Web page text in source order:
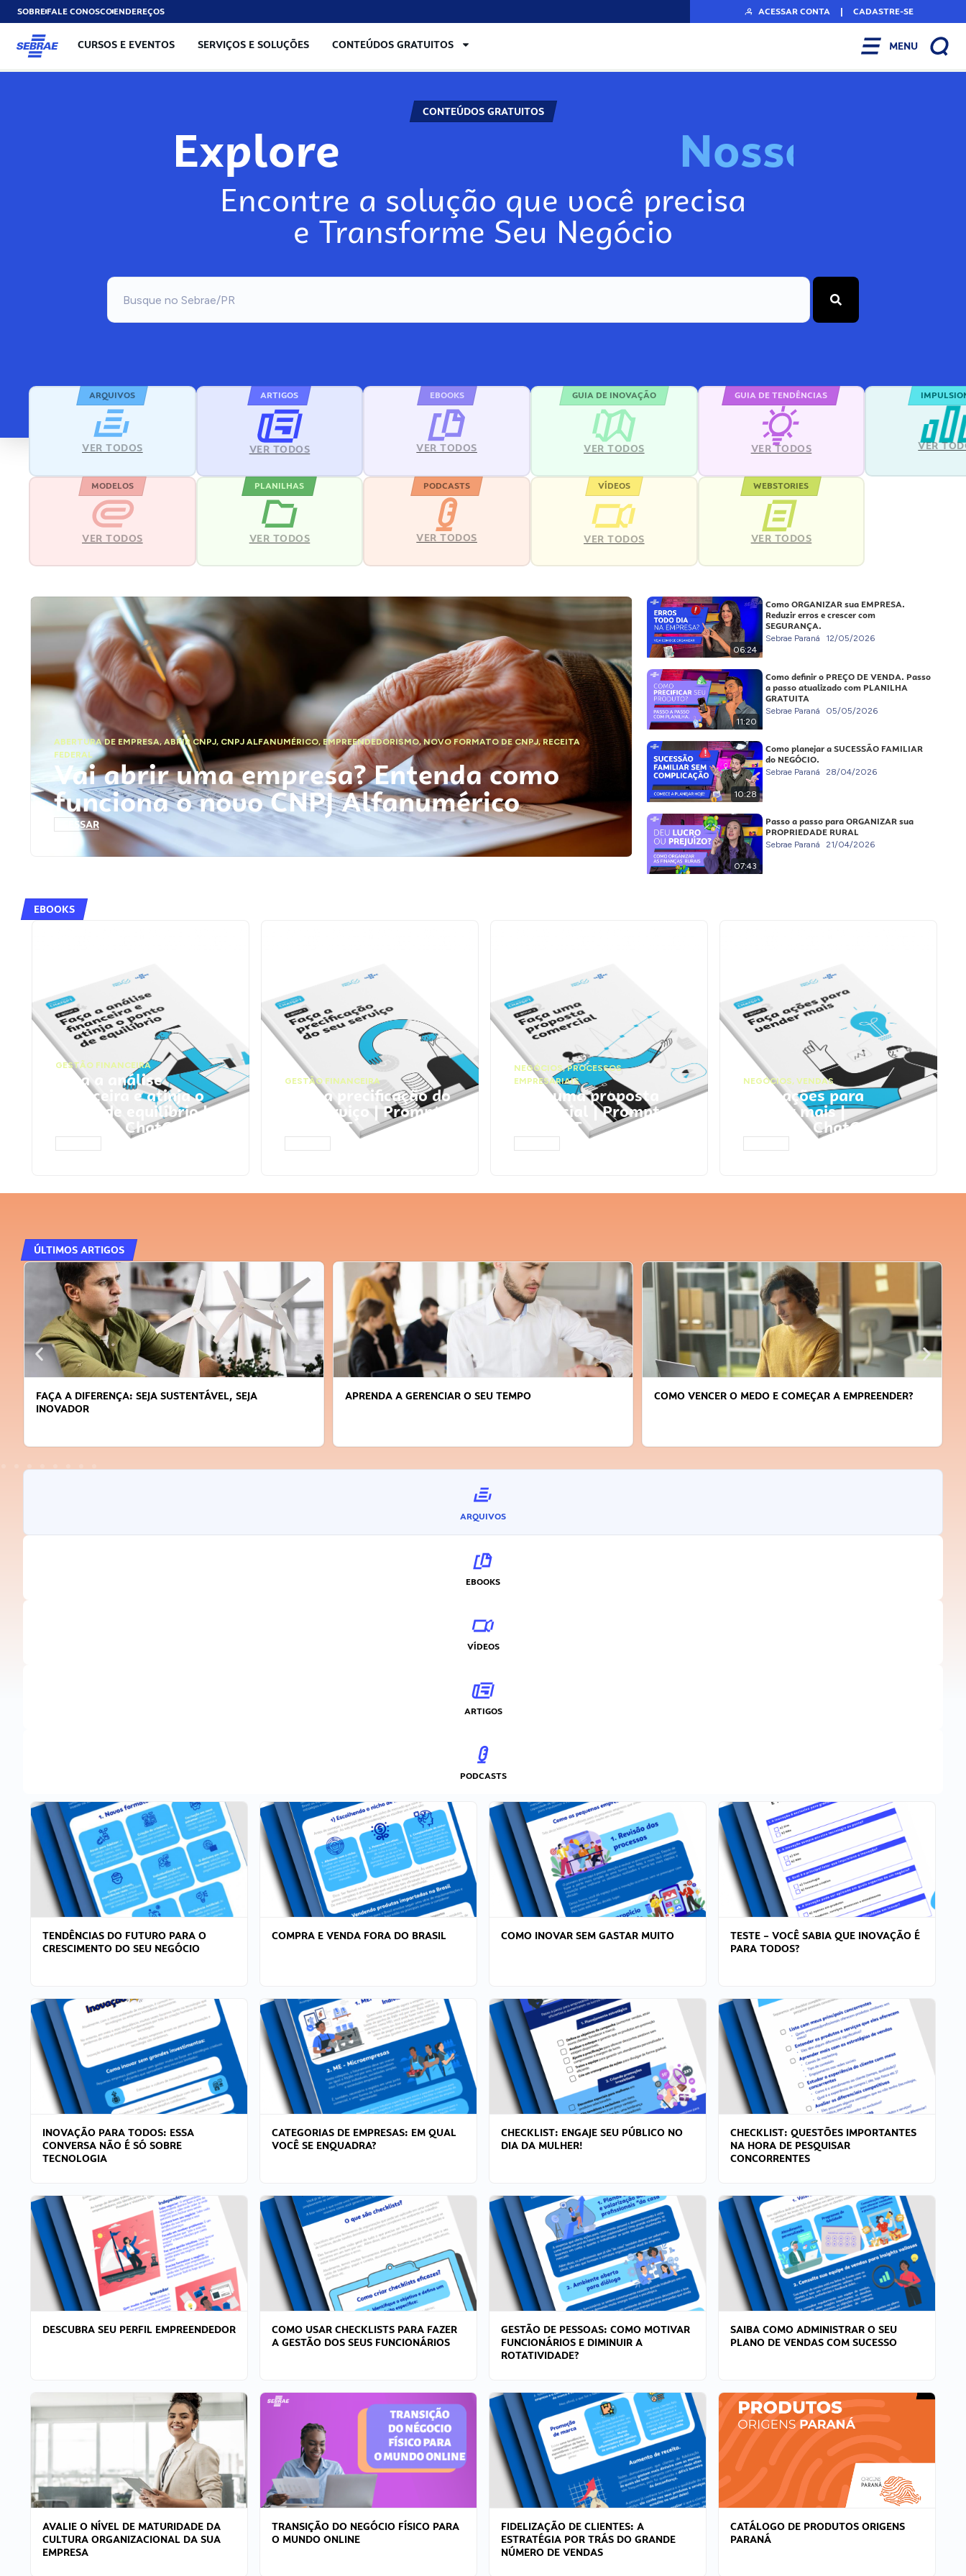
SOBREFALE CONOSCOENDEREÇOS ACESSAR CONTA | CADASTRE-SE
CURSOS E EVENTOS SERVIÇOS E SOLUÇÕES CONTEÚDOS GRATUITOS MENU
CONTEÚDOS GRATUITOS
Explore Nossa
Encontre a solução que você precisa
e Transforme Seu Negócio
ARQUIVOS
VER TODOS
ARTIGOS
VER TODOS
EBOOKS
VER TODOS
GUIA DE INOVAÇÃO
VER TODOS
GUIA DE TENDÊNCIAS
VER TODOS VER
MODELOS
VER TODOS
PLANILHAS
VER TODOS
PODCASTS
VER TODOS
VÍDEOS
VER TODOS
WEBSTORIES
VER TODOS
ABERTURA DE EMPRESA,ABRIR CNPJ, CNPJ ALFANUMÉRICO, EMPREENDEDORISMO,NOVO FORMATO DE CNPJ,RECEITA
FEDERAL
Vai abrir uma empresa? Entenda como
funciona o novo CNPJ Alfanumérico
ACESSAR
06:24
Como ORGANIZAR sua EMPRESA.
Reduzir erros e crescer com
SEGURANÇA.
Sebrae Paraná 12/05/2026
11:20
Como definir o PREÇO DE VENDA. Passo
a passo atualizado com PLANILHA
GRATUITA
Sebrae Paraná 05/05/2026
10:28
Como planejar a SUCESSÃO FAMILIAR
do NEGÓCIO.
Sebrae Paraná 28/04/2026
07:43
Passo a passo para ORGANIZAR sua
PROPRIEDADE RURAL
Sebrae Paraná 21/04/2026
EBOOKS
GESTÃO FINANCEIRA
Faça a análise
financeira e atinja o
ponto de equilíbrio |
Prompts ChatGPT
GESTÃO FINANCEIRA
Faça a precificação do
seu serviço | Prompts
ChatGPT
NEGÓCIOS,PROCESSOS
EMPRESARIAIS
Faça uma proposta
comercial | Prompts
ChatGPT
NEGÓCIOS, VENDAS
Faça ações para
vender mais |
Prompts ChatGPT
ÚLTIMOS ARTIGOS
FAÇA A DIFERENÇA: SEJA SUSTENTÁVEL, SEJA
INOVADOR
APRENDA A GERENCIAR O SEU TEMPO COMO VENCER O MEDO E COMEÇAR A EMPREENDER?
ARQUIVOS
EBOOKS
VÍDEOS
ARTIGOS
PODCASTS
TENDÊNCIAS DO FUTURO PARA O
CRESCIMENTO DO SEU NEGÓCIO
COMPRA E VENDA FORA DO BRASIL COMO INOVAR SEM GASTAR MUITO
TESTE – VOCÊ SABIA QUE INOVAÇÃO É
PARA TODOS?
INOVAÇÃO PARA TODOS: ESSA
CONVERSA NÃO É SÓ SOBRE
TECNOLOGIA
CATEGORIAS DE EMPRESAS: EM QUAL
VOCÊ SE ENQUADRA?
CHECKLIST: ENGAJE SEU PÚBLICO NO
DIA DA MULHER!
CHECKLIST: QUESTÕES IMPORTANTES
NA HORA DE PESQUISAR
CONCORRENTES
DESCUBRA SEU PERFIL EMPREENDEDOR
COMO USAR CHECKLISTS PARA FAZER
A GESTÃO DOS SEUS FUNCIONÁRIOS
GESTÃO DE PESSOAS: COMO MOTIVAR
FUNCIONÁRIOS E DIMINUIR A
ROTATIVIDADE?
SAIBA COMO ADMINISTRAR O SEU
PLANO DE VENDAS COM SUCESSO
AVALIE O NÍVEL DE MATURIDADE DA
CULTURA ORGANIZACIONAL DA SUA
EMPRESA
TRANSIÇÃO DO NEGÓCIO FÍSICO PARA
O MUNDO ONLINE
FIDELIZAÇÃO DE CLIENTES: A
ESTRATÉGIA POR TRÁS DO GRANDE
NÚMERO DE VENDAS
CATÁLOGO DE PRODUTOS ORIGENS
PARANÁ